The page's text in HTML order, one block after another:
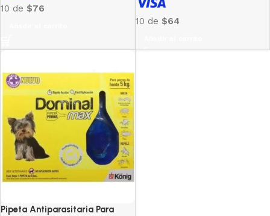
10 de $76
10 de $64
Pipeta Antiparasitaria Para